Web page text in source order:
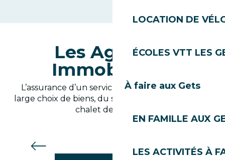
LOCATION DE
ÉCOLES VTT LES
À faire aux Gets
EN FAMILLE AUX
LES ACTIVITÉS À
Les Agences
Immobilières
L’assurance d’un service professionnel et d’un
large choix de biens, du studio pratique au grand
chalet de prestige.
Agence Immo'Select